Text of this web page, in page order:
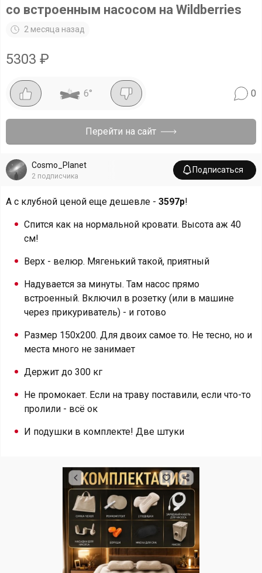
со встроенным насосом на Wildberries
2 месяца назад
5303 ₽
6° 0
Перейти на сайт
Cosmo_Planet
2 подписчика
Подписаться
А с клубной ценой еще дешевле - 3597р!
Спится как на нормальной кровати. Высота аж 40
см!
Верх - велюр. Мягенький такой, приятный
Надувается за минуты. Там насос прямо
встроенный. Включил в розетку (или в машине
через прикуриватель) - и готово
Размер 150х200. Для двоих самое то. Не тесно, но и
места много не занимает
Держит до 300 кг
Не промокает. Если на траву поставили, если что-то
пролили - всё ок
И подушки в комплекте! Две штуки